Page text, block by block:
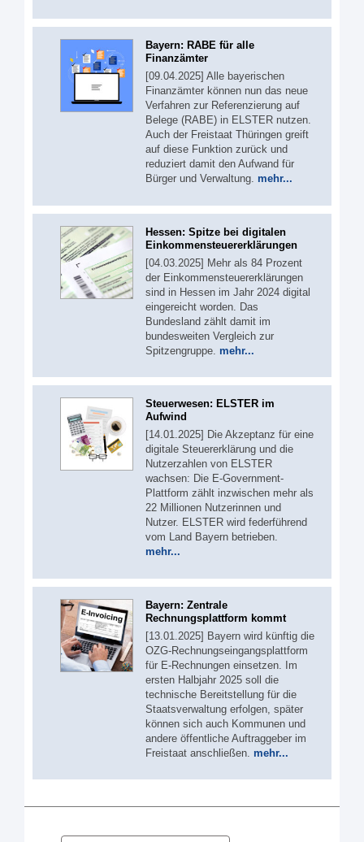
Bayern: RABE für alle
Finanzämter
[09.04.2025] Alle bayerischen
Finanzämter können nun das neue
Verfahren zur Referenzierung auf
Belege (RABE) in ELSTER nutzen.
Auch der Freistaat Thüringen greift
auf diese Funktion zurück und
reduziert damit den Aufwand für
Bürger und Verwaltung. mehr...
Hessen: Spitze bei digitalen
Einkommensteuererklärungen
[04.03.2025] Mehr als 84 Prozent
der Einkommensteuererklärungen
sind in Hessen im Jahr 2024 digital
eingereicht worden. Das
Bundesland zählt damit im
bundesweiten Vergleich zur
Spitzengruppe. mehr...
Steuerwesen: ELSTER im
Aufwind
[14.01.2025] Die Akzeptanz für eine
digitale Steuererklärung und die
Nutzerzahlen von ELSTER
wachsen: Die E-Government-
Plattform zählt inzwischen mehr als
22 Millionen Nutzerinnen und
Nutzer. ELSTER wird federführend
vom Land Bayern betrieben.
mehr...
Bayern: Zentrale
Rechnungsplattform kommt
[13.01.2025] Bayern wird künftig die
OZG-Rechnungseingangsplattform
für E-Rechnungen einsetzen. Im
ersten Halbjahr 2025 soll die
technische Bereitstellung für die
Staatsverwaltung erfolgen, später
können sich auch Kommunen und
andere öffentliche Auftraggeber im
Freistaat anschließen. mehr...